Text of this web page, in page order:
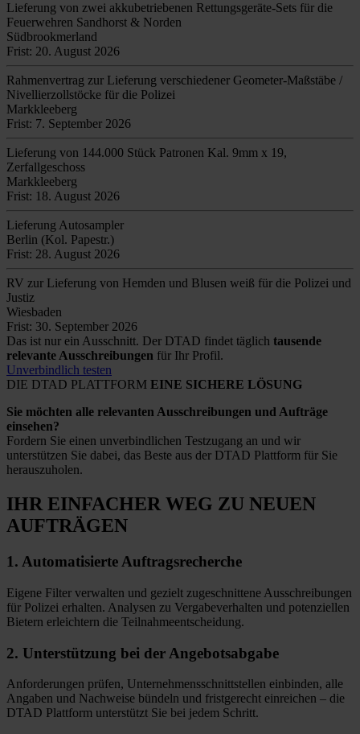
Lieferung von zwei akkubetriebenen Rettungsgeräte-Sets für die
Feuerwehren Sandhorst & Norden
Südbrookmerland
Frist: 20. August 2026
Rahmenvertrag zur Lieferung verschiedener Geometer-Maßstäbe /
Nivellierzollstöcke für die Polizei
Markkleeberg
Frist: 7. September 2026
Lieferung von 144.000 Stück Patronen Kal. 9mm x 19,
Zerfallgeschoss
Markkleeberg
Frist: 18. August 2026
Lieferung Autosampler
Berlin (Kol. Papestr.)
Frist: 28. August 2026
RV zur Lieferung von Hemden und Blusen weiß für die Polizei und
Justiz
Wiesbaden
Frist: 30. September 2026
Das ist nur ein Ausschnitt. Der DTAD findet täglich tausende
relevante Ausschreibungen für Ihr Profil.
Unverbindlich testen
DIE DTAD PLATTFORM EINE SICHERE LÖSUNG
Sie möchten alle relevanten Ausschreibungen und Aufträge
einsehen?
Fordern Sie einen unverbindlichen Testzugang an und wir
unterstützen Sie dabei, das Beste aus der DTAD Plattform für Sie
herauszuholen.
IHR EINFACHER WEG ZU NEUEN
AUFTRÄGEN
1. Automatisierte Auftragsrecherche
Eigene Filter verwalten und gezielt zugeschnittene Ausschreibungen
für Polizei erhalten. Analysen zu Vergabeverhalten und potenziellen
Bietern erleichtern die Teilnahmeentscheidung.
2. Unterstützung bei der Angebotsabgabe
Anforderungen prüfen, Unternehmensschnittstellen einbinden, alle
Angaben und Nachweise bündeln und fristgerecht einreichen – die
DTAD Plattform unterstützt Sie bei jedem Schritt.